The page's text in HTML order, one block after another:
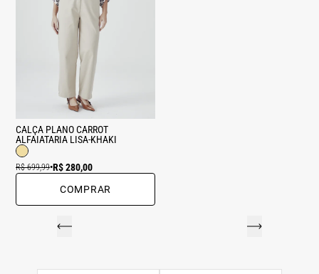
CALÇA PLANO CARROT
ALFAIATARIA LISA-KHAKI
R$ 699,99•R$ 280,00
COMPRAR